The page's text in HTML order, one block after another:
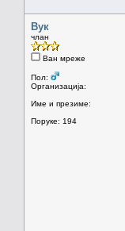
Вук
члан
Ван мреже
Пол:
Организација:
Име и презиме:
Поруке: 194